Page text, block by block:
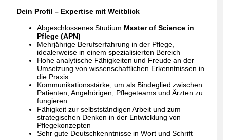
Dein Profil – Expertise mit Weitblick
Abgeschlossenes Studium Master of Science in
Pflege (APN)
Mehrjährige Berufserfahrung in der Pflege,
idealerweise in einem spezialisierten Bereich
Hohe analytische Fähigkeiten und Freude an der
Umsetzung von wissenschaftlichen Erkenntnissen in
die Praxis
Kommunikationsstärke, um als Bindeglied zwischen
Patienten, Angehörigen, Pflegeteams und Ärzten zu
fungieren
Fähigkeit zur selbstständigen Arbeit und zum
strategischen Denken in der Entwicklung von
Pflegekonzepten
Sehr gute Deutschkenntnisse in Wort und Schrift